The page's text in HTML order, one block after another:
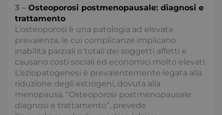
3 – Osteoporosi postmenopausale: diagnosi e
trattamento
L’osteoporosi è una patologia ad elevata
prevalenza, le cui complicanze implicano
inabilità parziali o totali dei soggetti affetti e
causano costi sociali ed economici molto elevati.
L’eziopatogenesi è prevalentemente legata alla
riduzione degli estrogeni, dovuta alla
menopausa. “Osteoporosi postmenopausale:
diagnosi e trattamento”, prevede